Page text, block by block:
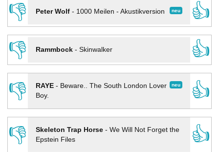
👎
neu
Peter Wolf- 1000 Meilen - Akustikversion
👍
👎
Rammbock- Skinwalker
👍
👎
neu
RAYE- Beware.. The South London Lover
Boy.
👍
👎 Skeleton Trap Horse- We Will Not Forget the
Epstein Files
👍